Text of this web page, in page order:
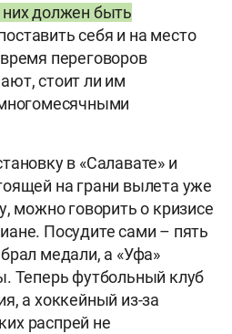
должен быть
себя и на место
переговоров
стоит ли им
в «Салавате» и
на грани вылета уже
можно говорить о кризисе
Посудите сами – пять
медали, а «Уфа»
Теперь футбольный клуб
а хоккейный из-за
распрей не